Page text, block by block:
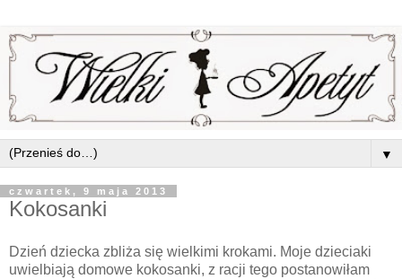
▼
czwartek, 9 maja 2013
Kokosanki
Dzień dziecka zbliża się wielkimi krokami. Moje dzieciaki
uwielbiają domowe kokosanki, z racji tego postanowiłam